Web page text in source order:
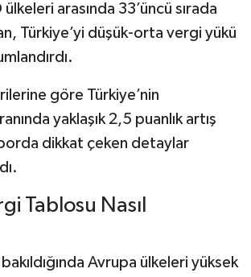
arasında 33’üncü sırada
Türkiye’yi düşük-orta vergi yükü
göre Türkiye’nin
yaklaşık 2,5 puanlık artış
dikkat çeken detaylar
Tablosu Nasıl
Avrupa ülkeleri yüksek